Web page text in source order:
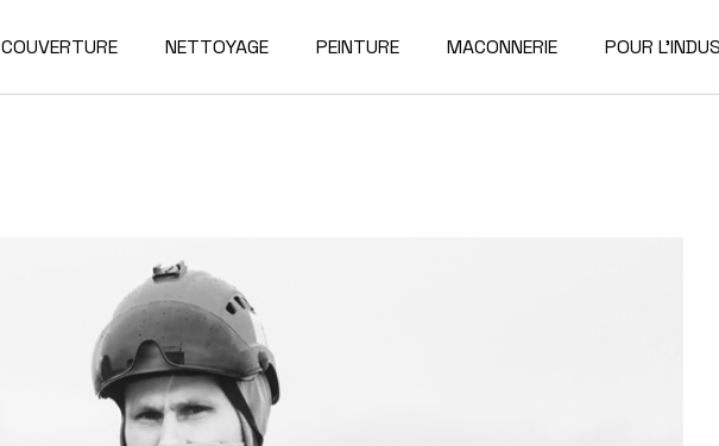
COUVERTURE NETTOYAGE PEINTURE MACONNERIE POUR